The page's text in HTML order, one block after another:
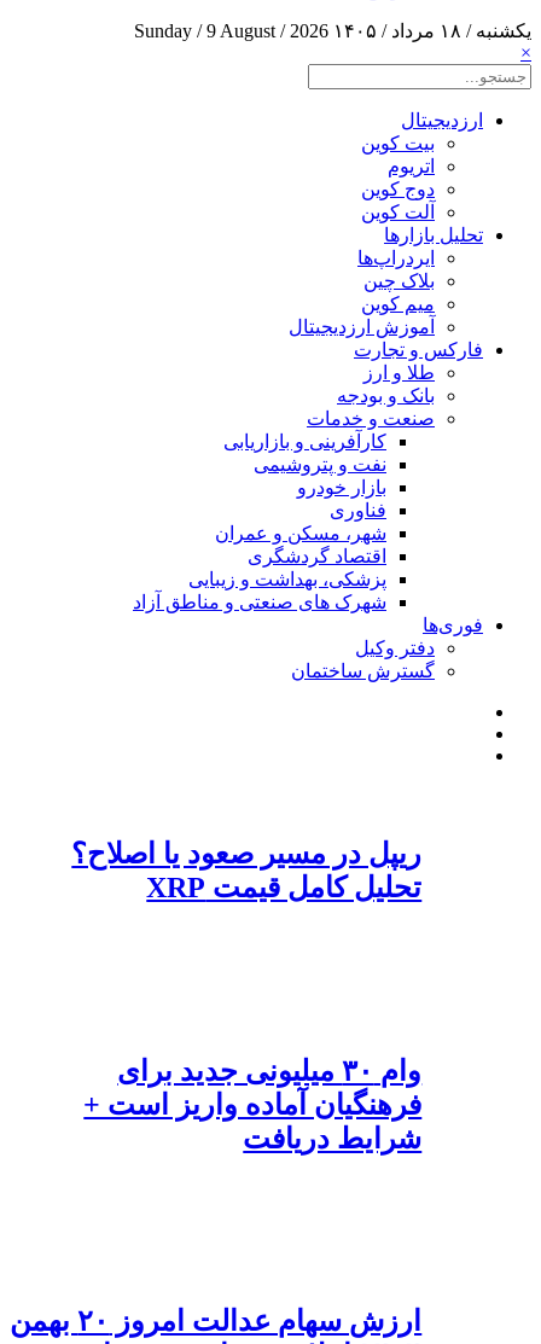
یکشنبه / ۱۸ مرداد / ۱۴۰۵
Sunday / 9 August / 2026
×
ارزدیجیتال
بیت کوین
اتریوم
دوج کوین
آلت کوین
تحلیل بازارها
ایردراپ‌ها
بلاک چین
میم کوین‌
آموزش ارزدیجیتال
فارکس و تجارت
طلا و ارز
بانک و بودجه
صنعت و خدمات
کارآفرینی و بازاریابی
نفت و پتروشیمی
بازار خودرو
فناوری
شهر، مسکن و عمران
اقتصاد گردشگری
پزشکی، بهداشت و زیبایی
شهرک های صنعتی و مناطق آزاد
فوری‌ها
دفتر وکیل
گسترش ساختمان
ریپل در مسیر صعود یا اصلاح؟
تحلیل کامل قیمت XRP
وام ۳۰ میلیونی جدید برای
فرهنگیان آماده واریز است +
شرایط دریافت
ارزش سهام عدالت امروز ۲۰ بهمن